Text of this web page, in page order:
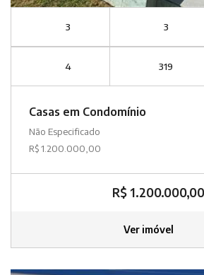
3 3
4 319
Casas em Condomínio
Não Especificado
R$ 1.200.000,00
R$ 1.200.000,00
Ver imóvel